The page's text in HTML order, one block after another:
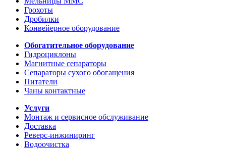
Грохоты
Дробилки
Конвейерное оборудование
Обогатительное оборудование
Гидроциклоны
Магнитные сепараторы
Сепараторы сухого обогащения
Питатели
Чаны контактные
Услуги
Монтаж и сервисное обслуживание
Доставка
Реверс-инжиниринг
Водоочистка